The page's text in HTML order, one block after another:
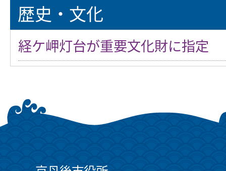
歴史・文化
経ケ岬灯台が重要文化財に指定